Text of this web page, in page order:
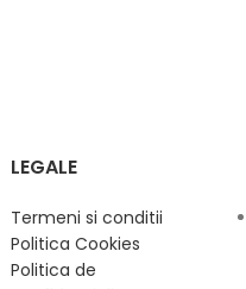
LEGALE
Termeni si conditii
Politica Cookies
Politica de